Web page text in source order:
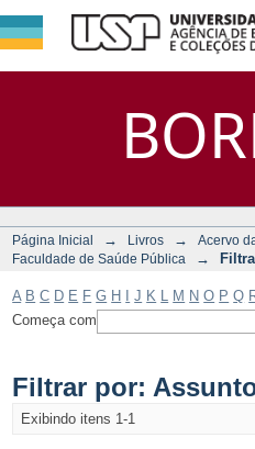
Assunto
DSpace/
Página Inicial → Livros → Acervo
Faculdade de Saúde Pública
→
A B C D E F G H J K M N O P Q
Começa com
Filtrar por:
Exibindo itens 1-1